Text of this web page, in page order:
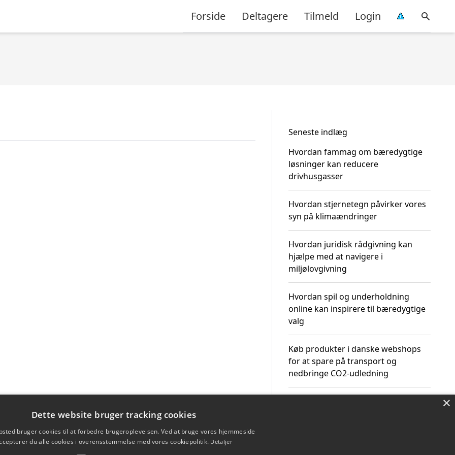
Forside Deltagere Tilmeld Login
Seneste indlæg
Hvordan fammag om bæredygtige
løsninger kan reducere
drivhusgasser
Hvordan stjernetegn påvirker vores
syn på klimaændringer
Hvordan juridisk rådgivning kan
hjælpe med at navigere i
miljølovgivning
Hvordan spil og underholdning
online kan inspirere til bæredygtige
valg
Køb produkter i danske webshops
for at spare på transport og
nedbringe CO2-udledning
×
Dette website bruger tracking cookies
bruger cookies til at forbedre brugeroplevelsen. Ved at bruge vores hjemmeside
du alle cookies i overensstemmelse med vores cookiepolitik. Detaljer